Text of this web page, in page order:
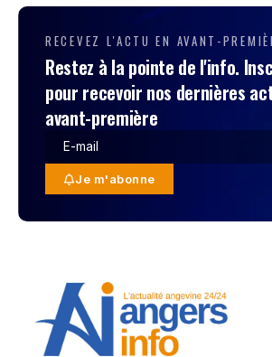
RECEVEZ L'ACTU EN AVANT-
Restez à la pointe de l'info.
pour recevoir nos dernières
avant-première
Je m'abonne